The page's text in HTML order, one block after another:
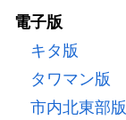
電子版
キタ版
タワマン版
市内北東部版